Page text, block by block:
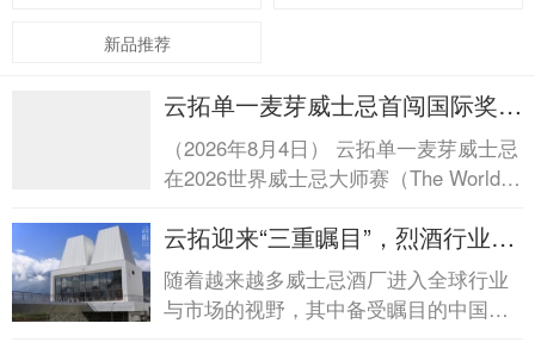
新品推荐
云拓单一麦芽威士忌首闯国际奖
项，荣膺2026世界...云拓单一麦
芽威士忌首闯国际奖项，荣膺
2026世界...
（2026年8月4日） 云拓单一麦芽威士忌
在2026世界威士忌大师赛（The World
各产区参赛酒款共同角...
云拓迎来“三重瞩目”，烈酒行业、
国际媒体与建...云拓迎来“三重瞩
目”，烈酒行业、国际媒体与建...
随着越来越多威士忌酒厂进入全球行业
与市场的视野，其中备受瞩目的中国威